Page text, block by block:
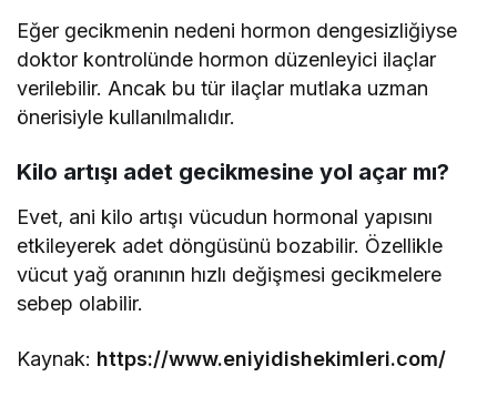
Eğer gecikmenin nedeni hormon dengesizliğiyse
doktor kontrolünde hormon düzenleyici ilaçlar
verilebilir. Ancak bu tür ilaçlar mutlaka uzman
önerisiyle kullanılmalıdır.
Kilo artışı adet gecikmesine yol açar mı?
Evet, ani kilo artışı vücudun hormonal yapısını
etkileyerek adet döngüsünü bozabilir. Özellikle
vücut yağ oranının hızlı değişmesi gecikmelere
sebep olabilir.
Kaynak: https://www.eniyidishekimleri.com/